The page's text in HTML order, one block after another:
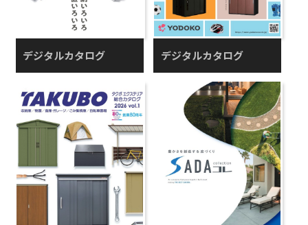
デジタルカタログ デジタルカタログ